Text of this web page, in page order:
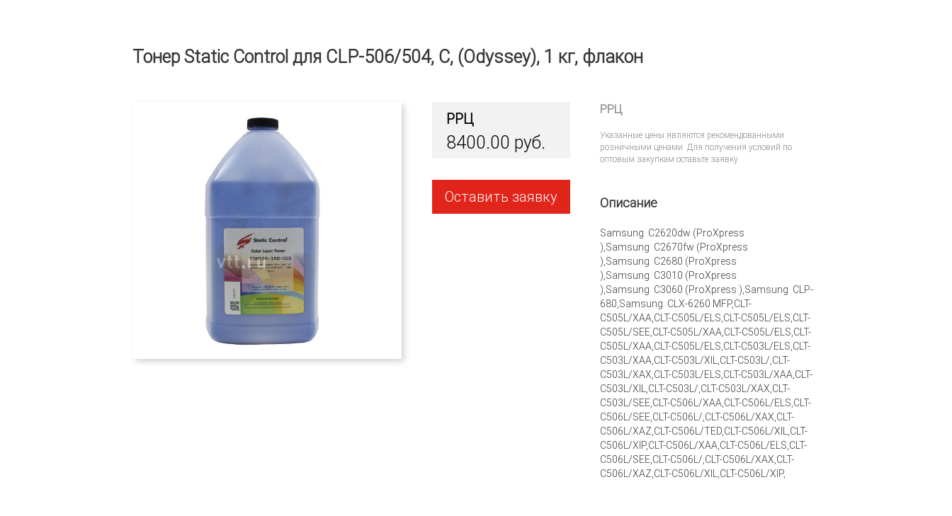
Тонер Static Control для CLP-506/504, C, (Odyssey), 1 кг, флакон
РРЦ
8400.00 руб.
Оставить заявку
РРЦ
Указанные цены являются рекомендованными
розничными ценами. Для получения условий по
оптовым закупкам оставьте заявку
Описание
Samsung C2620dw (ProXpress
),Samsung C2670fw (ProXpress
),Samsung C2680 (ProXpress
),Samsung C3010 (ProXpress
),Samsung C3060 (ProXpress ),Samsung CLP-
680,Samsung CLX-6260 MFP,CLT-
C505L/XAA,CLT-C505L/ELS,CLT-C505L/ELS,CLT-
C505L/SEE,CLT-C505L/XAA,CLT-C505L/ELS,CLT-
C505L/XAA,CLT-C505L/ELS,CLT-C503L/ELS,CLT-
C503L/XAA,CLT-C503L/XIL,CLT-C503L/,CLT-
C503L/XAX,CLT-C503L/ELS,CLT-C503L/XAA,CLT-
C503L/XIL,CLT-C503L/,CLT-C503L/XAX,CLT-
C503L/SEE,CLT-C506L/XAA,CLT-C506L/ELS,CLT-
C506L/SEE,CLT-C506L/,CLT-C506L/XAX,CLT-
C506L/XAZ,CLT-C506L/TED,CLT-C506L/XIL,CLT-
C506L/XIP,CLT-C506L/XAA,CLT-C506L/ELS,CLT-
C506L/SEE,CLT-C506L/,CLT-C506L/XAX,CLT-
C506L/XAZ,CLT-C506L/XIL,CLT-C506L/XIP,